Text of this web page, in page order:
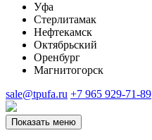
Уфа
Стерлитамак
Нефтекамск
Октябрьский
Оренбург
Магнитогорск
sale@tpufa.ru +7 965 929-71-89
Показать меню